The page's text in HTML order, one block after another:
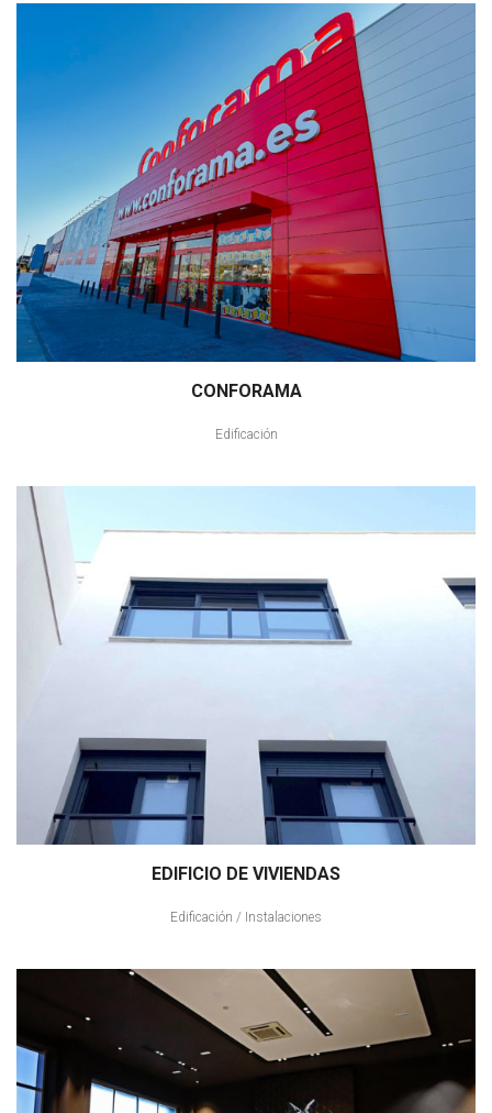
CONFORAMA
Edificación
EDIFICIO DE VIVIENDAS
Edificación / Instalaciones